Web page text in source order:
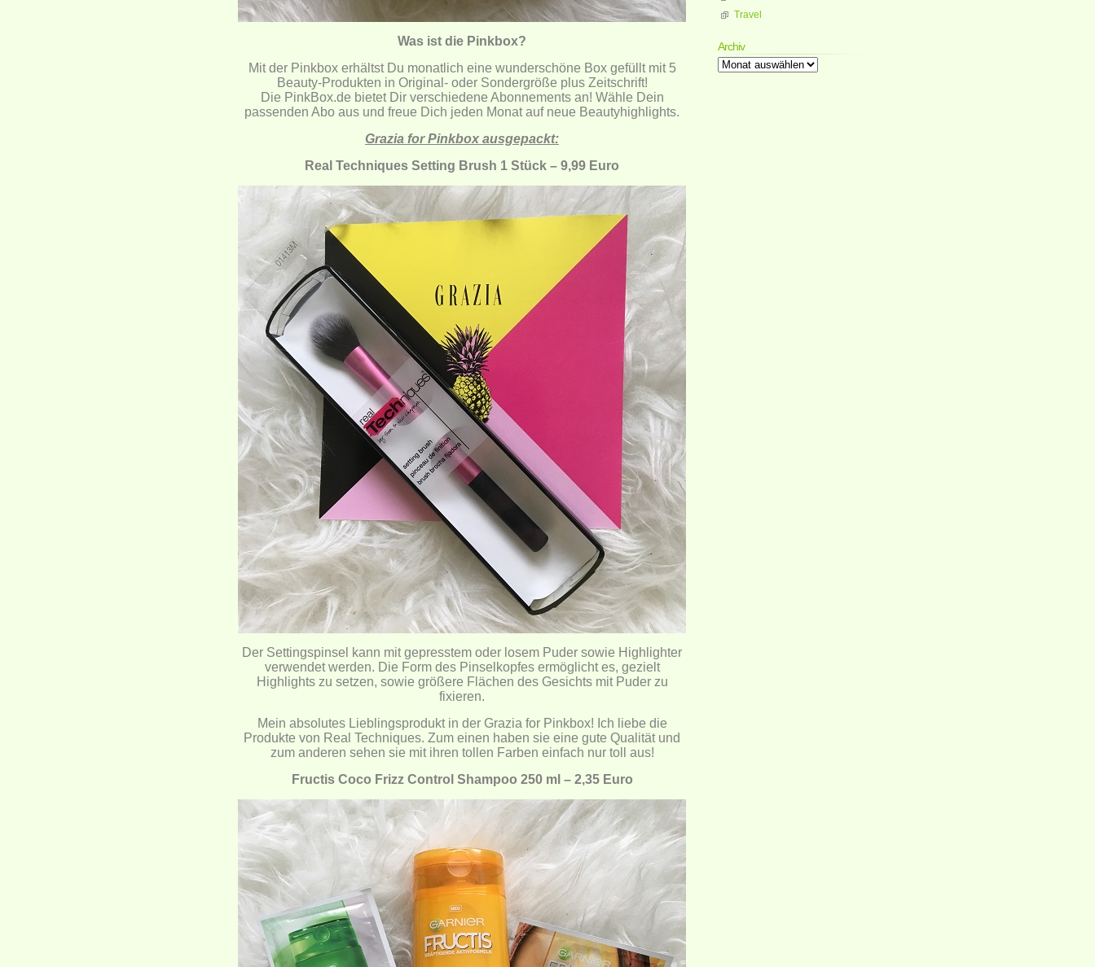
Was ist die Pinkbox?
Mit der Pinkbox erhältst Du monatlich eine wunderschöne Box gefüllt mit 5
Beauty-Produkten in Original- oder Sondergröße plus Zeitschrift!
Die PinkBox.de bietet Dir verschiedene Abonnements an! Wähle Dein
passenden Abo aus und freue Dich jeden Monat auf neue Beautyhighlights.
Grazia for Pinkbox ausgepackt:
Real Techniques Setting Brush 1 Stück – 9,99 Euro
Der Settingspinsel kann mit gepresstem oder losem Puder sowie Highlighter
verwendet werden. Die Form des Pinselkopfes ermöglicht es, gezielt
Highlights zu setzen, sowie größere Flächen des Gesichts mit Puder zu
fixieren.
Mein absolutes Lieblingsprodukt in der Grazia for Pinkbox! Ich liebe die
Produkte von Real Techniques. Zum einen haben sie eine gute Qualität und
zum anderen sehen sie mit ihren tollen Farben einfach nur toll aus!
Fructis Coco Frizz Control Shampoo 250 ml – 2,35 Euro
Travel
Archiv
Archiv